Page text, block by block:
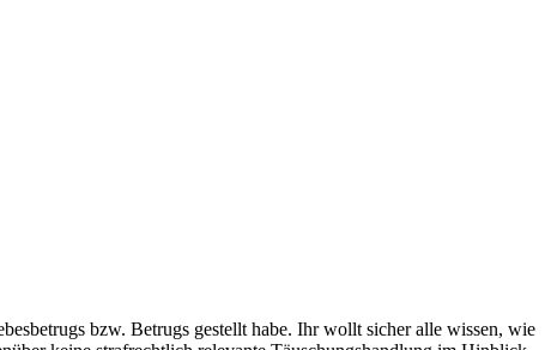
bzw. Betrugs gestellt habe. Ihr wollt sicher alle wissen, wie